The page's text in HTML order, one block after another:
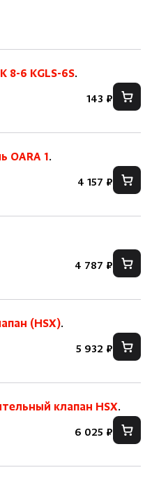
8-6 KGLS-6S.
143 ₽
OARA 1.
4 157 ₽
4 787 ₽
(HSX).
5 932 ₽
клапан HSX.
6 025 ₽